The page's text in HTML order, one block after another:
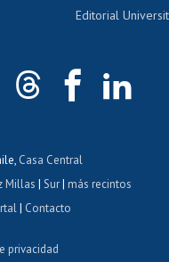
Editorial
Casa Central
Millas | Sur| más recintos
| Contacto
privacidad